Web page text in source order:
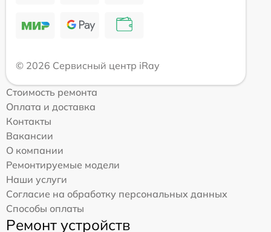
© 2026 Сервисный центр iRay
Стоимость ремонта
Оплата и доставка
Контакты
Вакансии
О компании
Ремонтируемые модели
Наши услуги
Согласие на обработку персональных данных
Способы оплаты
Ремонт устройств